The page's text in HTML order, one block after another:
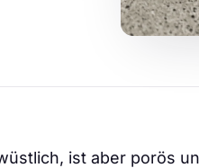
ist aber porös